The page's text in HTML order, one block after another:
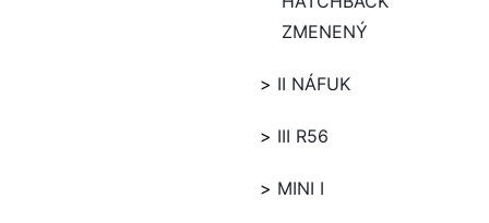
ZMENENÝ
II NÁFUK
III R56
MINI I